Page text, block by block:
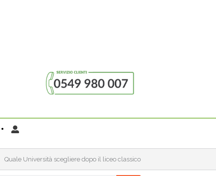
Quale Università scegliere dopo il liceo classico